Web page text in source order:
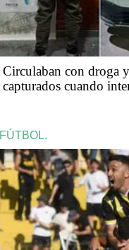
Circulaban con droga
capturados cuando
FÚTBOL.